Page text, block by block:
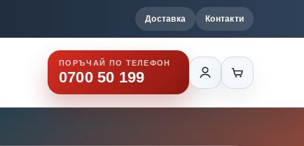
Доставка Контакти
ПОРЪЧАЙ ПО ТЕЛЕФОН
0700 50 199